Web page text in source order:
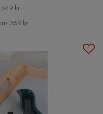
539 kr
389 kr